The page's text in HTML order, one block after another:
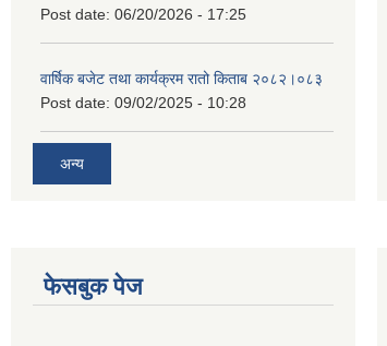
Post date: 06/20/2026 - 17:25
वार्षिक बजेट तथा कार्यक्रम रातो किताब २०८२।०८३
Post date: 09/02/2025 - 10:28
अन्य
फेसबुक पेज